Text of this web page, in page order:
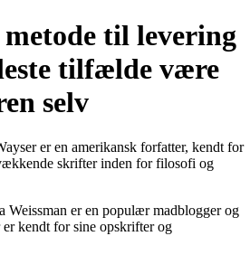
til levering
tilfælde være
selv
er en amerikansk forfatter, kendt for
skrifter inden for filosofi og
Weissman er en populær madblogger og
kendt for sine opskrifter og